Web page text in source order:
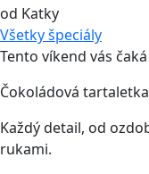
od Katky
Všetkyšpeciály
Tento víkend vás
Čokoládová
Každý detail, od
rukami.